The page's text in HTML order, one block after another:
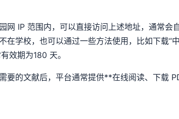
网 IP 范围内，可以直接访问上述地址，通常会自
在学校，也可以通过一些方法使用，比如下载“
效期为180 天。
要的文献后，平台通常提供**在线阅读、下载